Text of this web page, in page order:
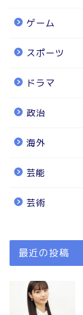
ゲーム
スポーツ
ドラマ
政治
海外
芸能
芸術
最近の投稿